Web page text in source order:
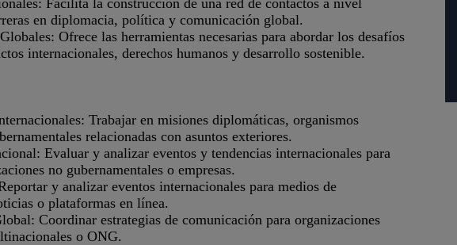
Facilita la construcción de una red de contactos a nivel
en diplomacia, política y comunicación global.
Ofrece las herramientas necesarias para abordar los desafíos
internacionales, derechos humanos y desarrollo sostenible.
Trabajar en misiones diplomáticas, organismos
relacionadas con asuntos exteriores.
Evaluar y analizar eventos y tendencias internacionales para
no gubernamentales o empresas.
y analizar eventos internacionales para medios de
o plataformas en línea.
Coordinar estrategias de comunicación para organizaciones
o ONG.